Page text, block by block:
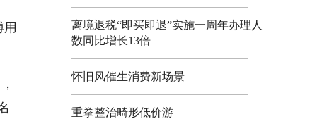
离境退税“即买即退”实施一周年办理人
数同比增长13倍
怀旧风催生消费新场景
重拳整治畸形低价游